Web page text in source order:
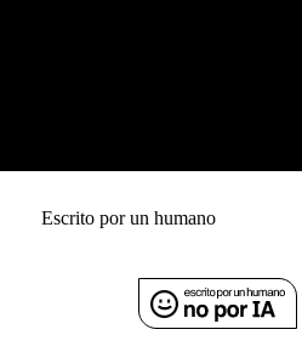
Escrito por un humano